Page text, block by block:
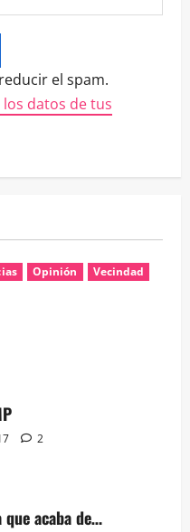
el spam.
datos de tus
Opinión Vecindad
2
acaba de…